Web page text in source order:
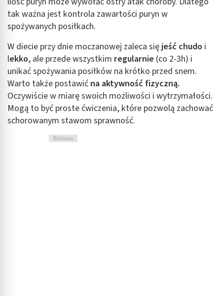
tak ważna jest kontrola zawartości puryn w
spożywanych posiłkach.
W diecie przy dnie moczanowej zaleca się jeść chudo i
lekko, ale przede wszystkim regularnie (co 2-3h) i
unikać spożywania posiłków na krótko przed snem.
Warto także postawić na aktywność fizyczną.
Oczywiście w miarę swoich możliwości i wytrzymałości.
Mogą to być proste ćwiczenia, które pozwolą zachować
schorowanym stawom sprawność.
Reklama